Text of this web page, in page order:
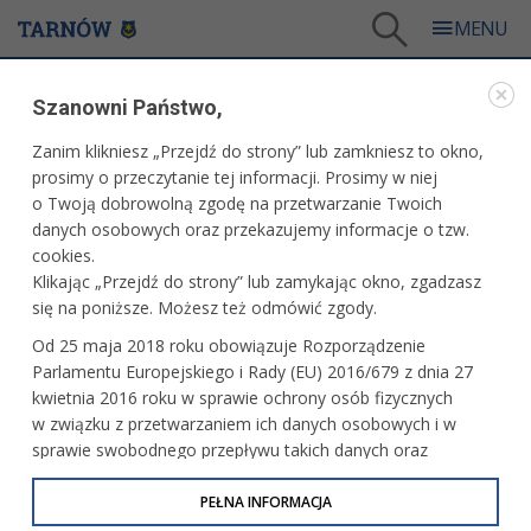
TARNÓW EBIZNES TRIP
Prezydent Tarnowa Roman Ciepiela zaprasza do udziału
Szanowni Państwo,
Zanim klikniesz „Przejdź do strony” lub zamkniesz to okno,
prosimy o przeczytanie tej informacji. Prosimy w niej
o Twoją dobrowolną zgodę na przetwarzanie Twoich
danych osobowych oraz przekazujemy informacje o tzw.
cookies.
Klikając „Przejdź do strony” lub zamykając okno, zgadzasz
się na poniższe. Możesz też odmówić zgody.
Od 25 maja 2018 roku obowiązuje Rozporządzenie
Parlamentu Europejskiego i Rady (EU) 2016/679 z dnia 27
kwietnia 2016 roku w sprawie ochrony osób fizycznych
w związku z przetwarzaniem ich danych osobowych i w
sprawie swobodnego przepływu takich danych oraz
uchylenia dyrektywy 95/46/WE (określane jako RODO, GDPR
lub Ogólne Rozporządzenie o Ochronie Danych
PEŁNA INFORMACJA